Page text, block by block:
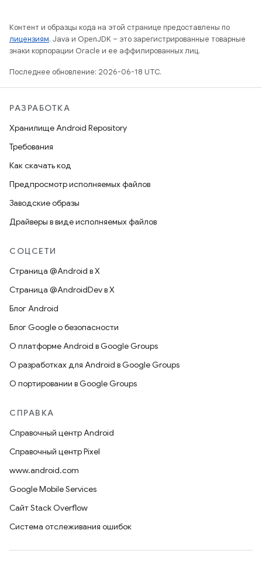
Контент и образцы кода на этой странице предоставлены по
лицензиям. Java и OpenJDK – это зарегистрированные товарные
знаки корпорации Oracle и ее аффилированных лиц.
Последнее обновление: 2026-06-18 UTC.
РАЗРАБОТКА
Хранилище Android Repository
Требования
Как скачать код
Предпросмотр исполняемых файлов
Заводские образы
Драйверы в виде исполняемых файлов
СОЦСЕТИ
Страница @Android в X
Страница @AndroidDev в X
Блог Android
Блог Google о безопасности
О платформе Android в Google Groups
О разработках для Android в Google Groups
О портировании в Google Groups
СПРАВКА
Справочный центр Android
Справочный центр Pixel
www.android.com
Google Mobile Services
Сайт Stack Overflow
Система отслеживания ошибок